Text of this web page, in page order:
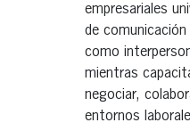
empresariales
de
como
mientras
negociar,
entornos